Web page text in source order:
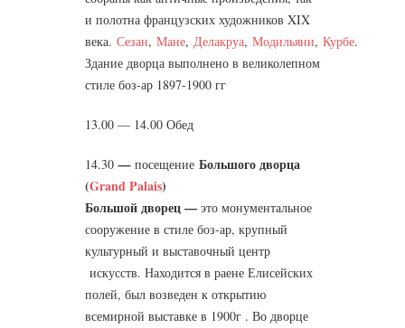
и полотна французских художников XIX
века. Сезан, Мане, Делакруа, Модильяни, Курбе.
Здание дворца выполнено в великолепном
стиле боз-ар 1897-1900 гг
13.00 — 14.00 Обед
14.30 — посещение Большого дворца
(Grand Palais)
Большой дворец— это монументальное
сооружение в стиле боз-ар, крупный
культурный и выставочный центр
искусств. Находится в раене Елисейских
полей, был возведен к открытию
всемирной выставке в 1900г . Во дворце